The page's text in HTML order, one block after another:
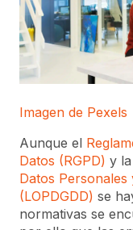
Imagen de Pexels
Aunque el
Datos (RGPD) y la
Datos Personales
(LOPDGDD) se
normativas se